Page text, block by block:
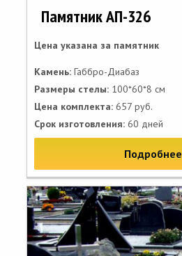
Памятник АП-326
Цена указана за памятник
Камень: Габбро-Диабаз
Размеры стелы: 100*60*8 см
Цена комплекта: 657 руб.
Срок изготовления: 60 дней
Подробнее